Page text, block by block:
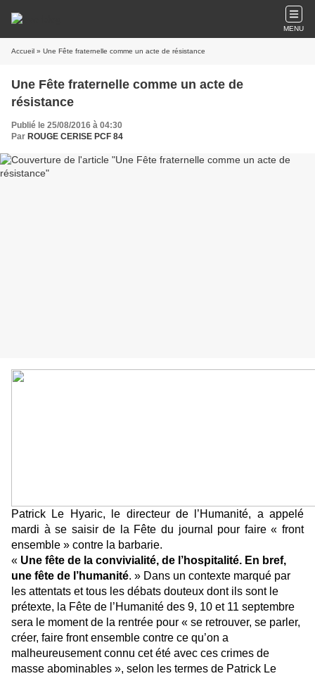
MENU
Accueil » Une Fête fraternelle comme un acte de résistance
Une Fête fraternelle comme un acte de
résistance
Publié le 25/08/2016 à 04:30
Par ROUGE CERISE PCF 84
Patrick Le Hyaric, le directeur de l’Humanité, a appelé
mardi à se saisir de la Fête du journal pour faire « front
ensemble » contre la barbarie.
« Une fête de la convivialité, de l’hospitalité. En bref,
une fête de l’humanité. » Dans un contexte marqué par
les attentats et tous les débats douteux dont ils sont le
prétexte, la Fête de l’Humanité des 9, 10 et 11 septembre
sera le moment de la rentrée pour « se retrouver, se parler,
créer, faire front ensemble contre ce qu’on a
malheureusement connu cet été avec ces crimes de
masse abominables », selon les termes de Patrick Le